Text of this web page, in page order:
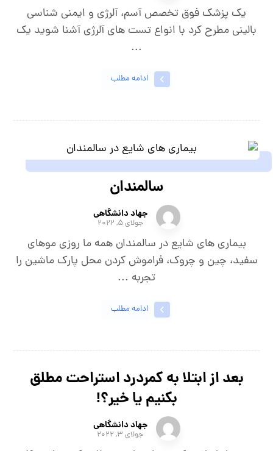
یک پزشک فوق تخصص آسم، آلرژی و ایمنی شناسی
بالینی مطرح کرد با انواع تست های آلرژی آشنا شوید یک
...
ادامه مطلب
سالمندان
جهاد دانشگاهی
جولای ۵, ۲۰۲۲
بیماری های شایع در سالمندان همه ما روزی موهای
سفید، چین و چروک، فراموش کردن محل پارک ماشین را
تجربه ...
ادامه مطلب
بعد از ابتلا به کمردرد استراحت مطلق
بکنیم یا خیر؟!
جهاد دانشگاهی
جولای ۳, ۲۰۲۲